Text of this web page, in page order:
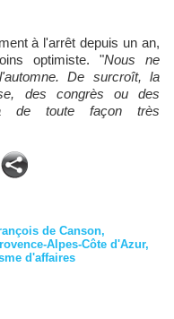
à l'arrêt depuis un an,
optimiste. "Nous ne
De surcroît, la
des congrès ou des
de toute façon très
de Canson,
Alpes-Côte d'Azur,
d'affaires